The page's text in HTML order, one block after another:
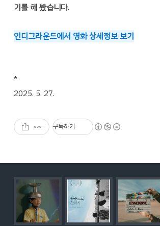
기를 해 봤습니다.
인디그라운드에서 영화 상세정보 보기
*
2025. 5. 27.
구독하기